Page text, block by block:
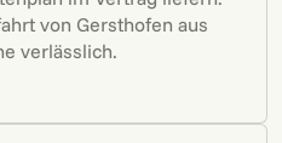
von Gersthofen aus
verlässlich.